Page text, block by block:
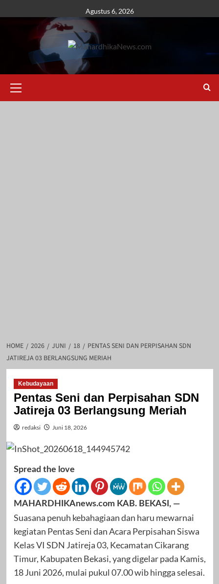
to
Agustus 6, 2026
Menu
HOME 2026 JUNI 18
PENTAS SENI DAN PERPISAHAN SDN
JATIREJA 03 BERLANGSUNG MERIAH
Kebudayaan
Pentas Seni dan Perpisahan SDN
Jatireja 03 Berlangsung Meriah
redaksi Juni 18, 2026
Spread the love
MAHARDHIKAnews.com KAB. BEKASI, —
Suasana penuh kebahagiaan dan haru mewarnai
kegiatan Pentas Seni dan Acara Perpisahan Siswa
Kelas VI SDN Jatireja 03, Kecamatan Cikarang
Timur, Kabupaten Bekasi, yang digelar pada Kamis,
18 Juni 2026, mulai pukul 07.00 wib hingga selesai.